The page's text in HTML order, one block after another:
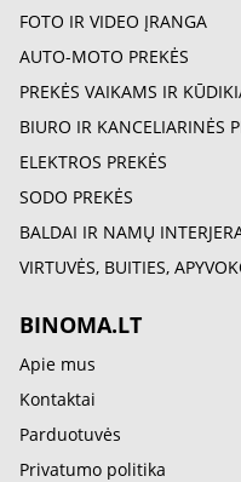
FOTO IR VIDEO ĮRANGA
AUTO-MOTO PREKĖS
PREKĖS VAIKAMS IR
BIURO IR KANCELIARINĖS
ELEKTROS PREKĖS
SODO PREKĖS
BALDAI IR NAMŲ
VIRTUVĖS, BUITIES,
BINOMA.LT
Apie mus
Kontaktai
Parduotuvės
Privatumo politika